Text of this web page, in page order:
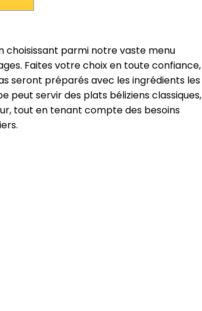
choisissant parmi notre vaste menu
Faites votre choix en toute confiance,
seront préparés avec les ingrédients les
peut servir des plats béliziens classiques,
tout en tenant compte des besoins